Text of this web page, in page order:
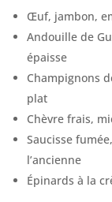
Œuf, jambon,
Andouille de
épaisse
Champignons
plat
Chèvre frais,
Saucisse
l’ancienne
Épinards à la